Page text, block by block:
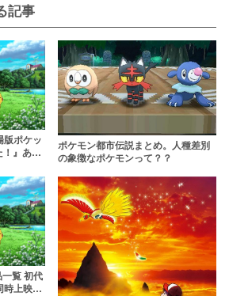
記事
版ポケッ
！』あら
ポケモン都市伝説まとめ。人種差別
の象徴なポケモンって？？
覧 初代
時上映ま